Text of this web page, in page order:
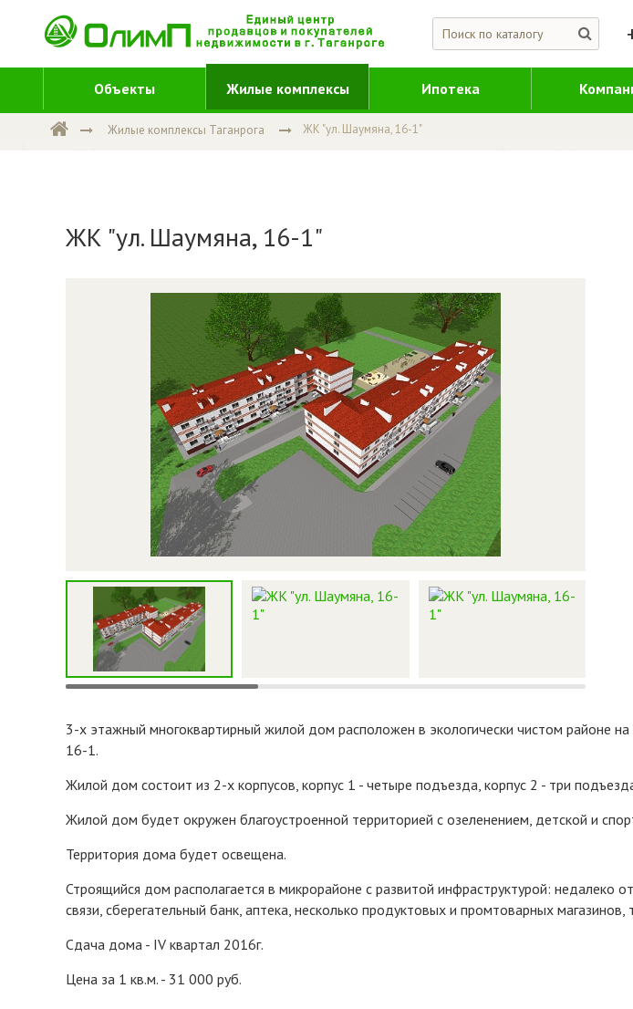
Объекты Жилые комплексы Ипотека
Жилые комплексы Таганрога ЖК "ул. Шаумяна, 16-1"
ЖК "ул. Шаумяна, 16-1"
3-х этажный многоквартирный жилой дом расположен в экологически чистом районе
16-1.
Жилой дом состоит из 2-х корпусов, корпус 1 - четыре подъезда, корпус 2 - три
Жилой дом будет окружен благоустроенной территорией с озеленением, детской и
Территория дома будет освещена.
Строящийся дом располагается в микрорайоне с развитой инфраструктурой:
связи, сберегательный банк, аптека, несколько продуктовых и промтоварных магазинов,
Сдача дома - IV квартал 2016г.
Цена за 1 кв.м. - 31 000 руб.